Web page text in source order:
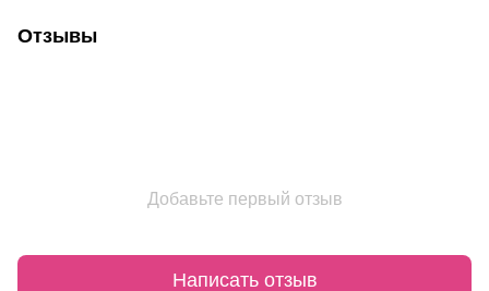
Отзывы
Добавьте первый отзыв
Написать отзыв